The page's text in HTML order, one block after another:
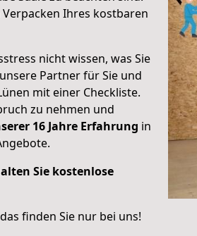
Ihres kostbaren
nicht wissen, was Sie
Partner für Sie und
mit einer Checkliste.
zu nehmen und
16 Jahre Erfahrung in
Sie kostenlose
finden Sie nur bei uns!